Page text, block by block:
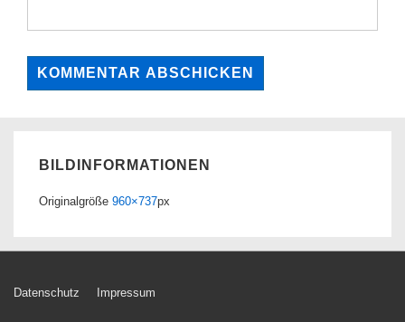
BILDINFORMATIONEN
Originalgröße 960×737px
Footer-
Datenschutz Impressum